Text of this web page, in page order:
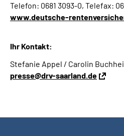
Telefon: 0681 3093-0, Telefax:
www.deutsche-
Ihr Kontakt:
Stefanie Appel / Carolin
presse@drv-saarland.de